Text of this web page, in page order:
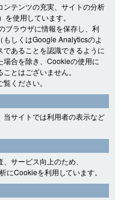
テンツの充実、サイトの分析
使用しています。
ブラウザに情報を保存し、利
しくはGoogle Analyticsのよ
あることを認識できるように
場合を除き、Cookieの使用に
とはございません。
ください。
サイトでは利用者の表示など
サービス向上のため、
Cookieを利用しています。